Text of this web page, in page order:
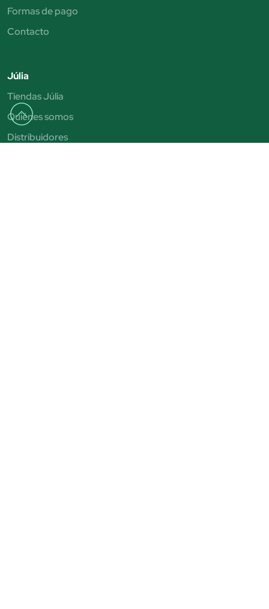
Formas de pago
Contacto
Júlia
Tiendas Júlia
Quiénes somos
Distribuidores